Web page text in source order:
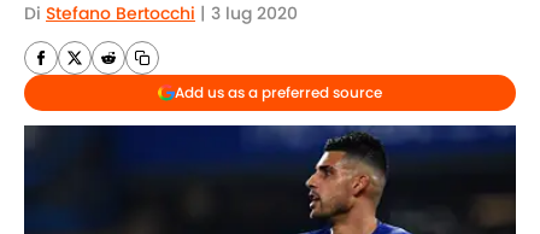
Di Stefano Bertocchi | 3 lug 2020
Add us as a preferred source